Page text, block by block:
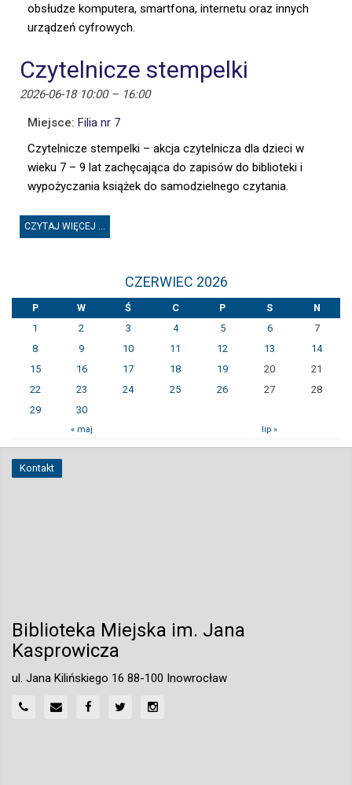
obsłudze komputera, smartfona, internetu oraz innych
urządzeń cyfrowych.
Czytelnicze stempelki
2026-06-18 10:00– 16:00
Miejsce: Filia nr 7
Czytelnicze stempelki – akcja czytelnicza dla dzieci w
wieku 7 – 9 lat zachęcająca do zapisów do biblioteki i
wypożyczania książek do samodzielnego czytania.
CZYTAJ WIĘCEJ ...
CZERWIEC 2026
P W Ś C P S
N
1
2 3 4 5 6
7
8
9 10 11 12 13
14
15
16 17 18 19 20
21
22
23 24 25 26 27
28
29
30
« maj lip »
Kontakt
Biblioteka Miejska im. Jana
Kasprowicza
ul. Jana Kilińskiego 16 88-100 Inowrocław